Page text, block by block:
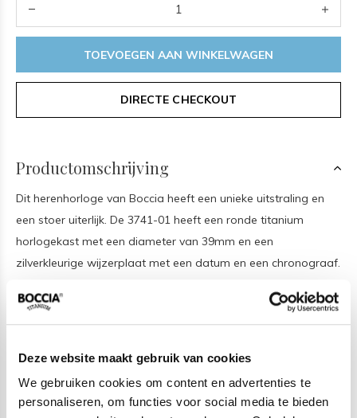
Deze website maakt gebruik van cookies
We gebruiken cookies om content en advertenties te
personaliseren, om functies voor social media te bieden
TOEVOEGEN AAN WINKELWAGEN
DIRECTE CHECKOUT
Productomschrijving
Dit herenhorloge van Boccia heeft een unieke uitstraling en
een stoer uiterlijk. De 3741-01 heeft een ronde titanium
horlogekast met een diameter van 39mm en een
zilverkleurige wijzerplaat met een datum en een chronograaf.
titanium schakelband met een vouwsluiting. Het horloge heeft
een saffierglas en is 5ATM. Of je nu sportief of chique gekleed
Het merk